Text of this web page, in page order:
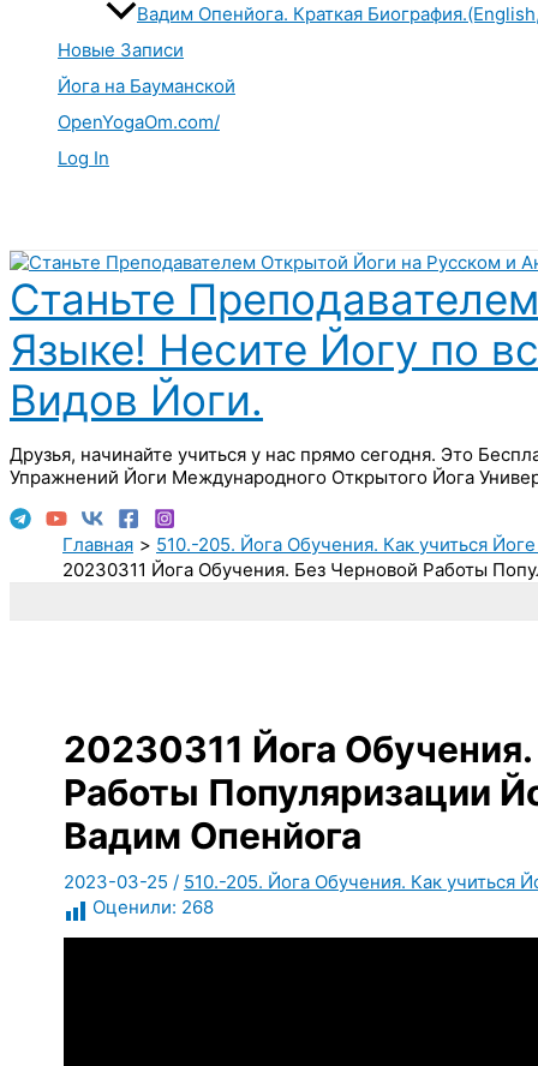
Вадим Опенйога. Краткая
Новые Записи
Йога на Бауманской
OpenYogaOm.com/
Log In
Станьте
Языке! Несите Йогу по
Видов Йоги.
Друзья, начинайте учиться у нас прямо сегодня. Это
Упражнений Йоги Международного Открытого Йога
Главная
510.-205. Йога Обучения. Как учиться
20230311 Йога Обучения. Без Черновой Работы
20230311 Йога
Работы Популяризации
Вадим Опенйога
2023-03-25 / 510.-205. Йога Обучения. Как учиться
Оценили: 268